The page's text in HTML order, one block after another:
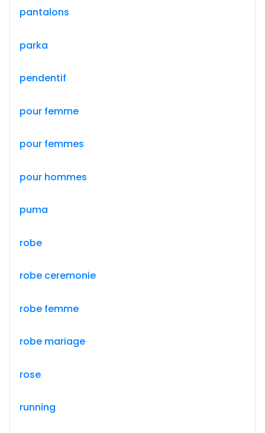
pantalons
parka
pendentif
pour femme
pour femmes
pour hommes
puma
robe
robe ceremonie
robe femme
robe mariage
rose
running